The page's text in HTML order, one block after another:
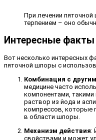
При лечении
терпением – оно
Интересные факты
Вот несколько интересных
пяточной шпоры с
Комбинация с
медицине часто
компонентами, такими
раствор из йода и
компрессов, которые
в области шпоры.
Механизм действия:
свойствами и может